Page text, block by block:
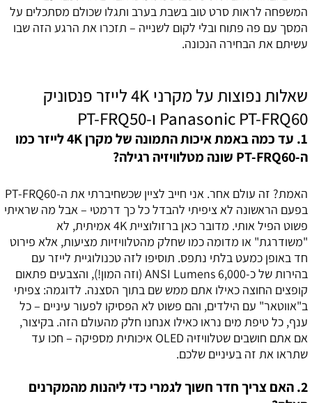
המשפחה לראות סרט טוב בשבת בערב ותגלו שכולם מסתכלים על
המסך עם פה פתוח ובלי לקום לשנייה – תזכרו את הרגע הזה שבו
עשיתם את הבחירה הנכונה.
שאלות נפוצות על מקרני 4K לייזר פנסוניק
Panasonic PT-FRQ60 ו-PT-FRQ50
1. עד כמה באמת איכות התמונה של מקרן 4K לייזר כמו
ה-PT-FRQ60 שונה מטלוויזיה רגילה?
האמת? זה עולם אחר. אני חייב לציין שכשחיברתי את ה-PT-FRQ60
בפעם הראשונה לא ציפיתי להבדל כל כך דרמטי – אבל מה שראיתי
פשוט הפיל אותי. מדובר כאן ברזולוציית 4K אמיתית, לא
"משודרגת" או מדומה כמו שחלק מהטלוויזיות מציעות, אלא פירוט
חד באופן כמעט בלתי נתפס. תוסיפו לזה טכנולוגיית לייזר עם
בהירות של כ-6,000 ANSI Lumens (וזה המון!), והצבעים פתאום
קופצים החוצה כאילו אתם ממש שם בתוך הסצנה. לדוגמה: צפיתי
ב"אווטאר" עם הילדים, והם פשוט לא הפסיקו לפעור עיניים – כל
ענף, כל טיפת מים נראו כאילו אנחנו חלק מהעולם הזה. בקיצור,
אם אתם חושבים שטלוויזיה OLED איכותית מספיקה – חכו עד
שתראו את זה בעיניים שלכם.
2. האם צריך חדר חשוך לגמרי כדי ליהנות מהמקרנים